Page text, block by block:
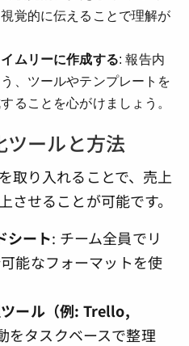
覚的に伝えることで理解が
ムリーに作成する: 報告内
、ツールやテンプレートを
ることを心がけましょう。
ールと方法
取り入れることで、売上
せることが可能です。
シート: チーム全員でリ
能なフォーマットを使
ール（例: Trello,
をタスクベースで整理